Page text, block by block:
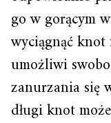
go w gorącym
wyciągnąć
umożliwi
zanurzania się
długi knot